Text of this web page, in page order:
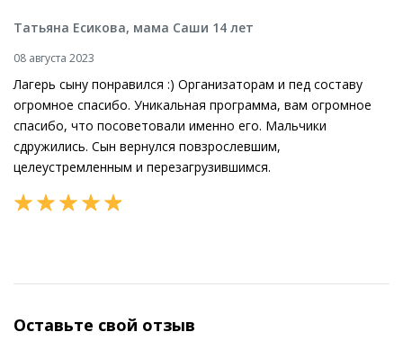
Татьяна Есикова, мама Саши 14 лет
08 августа 2023
Лагерь сыну понравился :) Организаторам и пед составу
огромное спасибо. Уникальная программа, вам огромное
спасибо, что посоветовали именно его. Мальчики
сдружились. Сын вернулся повзрослевшим,
целеустремленным и перезагрузившимся.
Оставьте свой отзыв